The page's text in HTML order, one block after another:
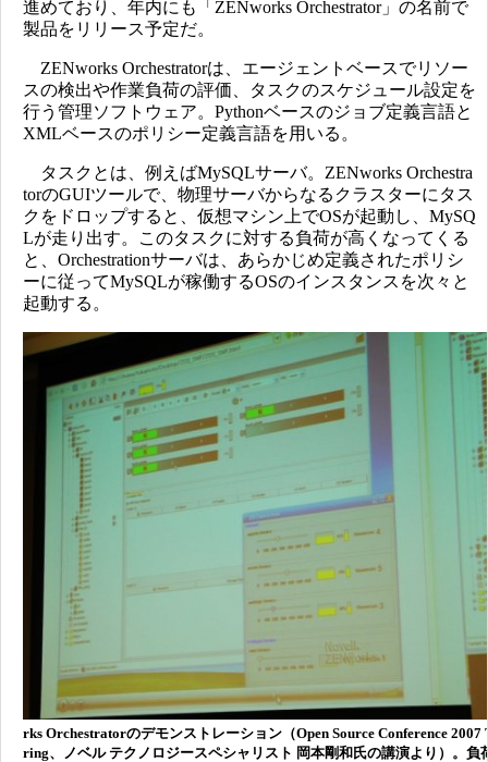
進めており、年内にも「ZENworks Orchestrator」の名前で
製品をリリース予定だ。
ZENworks Orchestratorは、エージェントベースでリソー
スの検出や作業負荷の評価、タスクのスケジュール設定を
行う管理ソフトウェア。Pythonベースのジョブ定義言語と
XMLベースのポリシー定義言語を用いる。
タスクとは、例えばMySQLサーバ。ZENworks Orchestra
torのGUIツールで、物理サーバからなるクラスターにタス
クをドロップすると、仮想マシン上でOSが起動し、MySQ
Lが走り出す。このタスクに対する負荷が高くなってくる
と、Orchestrationサーバは、あらかじめ定義されたポリシ
ーに従ってMySQLが稼働するOSのインスタンスを次々と
起動する。
rks Orchestratorのデモンストレーション（Open Source Conference 2007
ring、ノベル テクノロジースペシャリスト 岡本剛和氏の講演より）。負